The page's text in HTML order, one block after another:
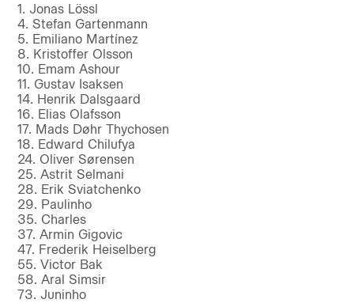
1. Jonas Lössl
4. Stefan Gartenmann
5. Emiliano Martínez
8. Kristoffer Olsson
10. Emam Ashour
11. Gustav Isaksen
14. Henrik Dalsgaard
16. Elias Olafsson
17. Mads Døhr Thychosen
18. Edward Chilufya
24. Oliver Sørensen
25. Astrit Selmani
28. Erik Sviatchenko
29. Paulinho
35. Charles
37. Armin Gigovic
47. Frederik Heiselberg
55. Victor Bak
58. Aral Simsir
73. Juninho